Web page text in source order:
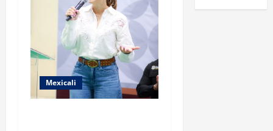
Mexicali